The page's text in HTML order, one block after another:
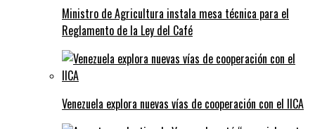
Ministro de Agricultura instala mesa técnica para el
Reglamento de la Ley del Café
Venezuela explora nuevas vías de cooperación con el IICA